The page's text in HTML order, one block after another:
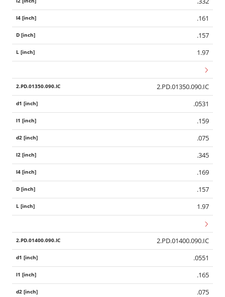
.161
.157
1.97
2.PD.01350.090.IC
.0531
.159
.075
.345
.169
.157
1.97
2.PD.01400.090.IC
.0551
.165
.075